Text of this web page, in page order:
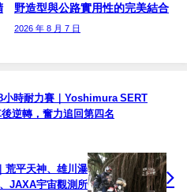
野造型與公路實用性的完美結合
2026 年 8 月 7 日
小時耐力賽｜Yoshimura SERT
逆轉，奮力追回第四名
荒平天神、雄川瀑
JAXA宇宙觀測所